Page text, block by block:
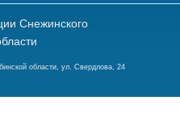
Снежинского
области, ул. Свердлова, 24